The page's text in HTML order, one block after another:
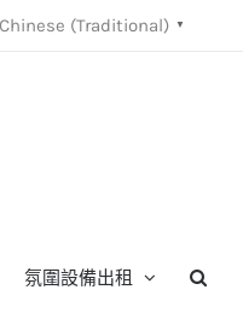
Chinese (Traditional) ▼
氛圍設備出租